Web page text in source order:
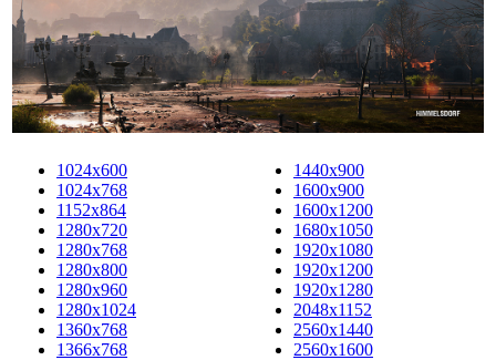
1024x600
1024x768
1152x864
1280x720
1280x768
1280x800
1280x960
1280x1024
1360x768
1366x768
1440x900
1600x900
1600x1200
1680x1050
1920x1080
1920x1200
1920x1280
2048x1152
2560x1440
2560x1600